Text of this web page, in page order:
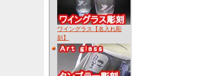
ワイングラス【名入れ彫
刻】